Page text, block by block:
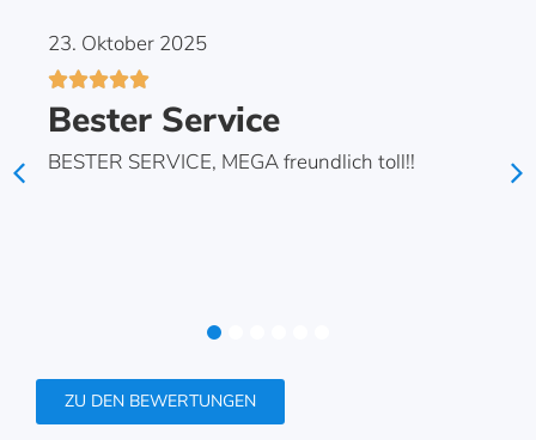
23. Oktober 2025

Bester Service
BESTER SERVICE, MEGA freundlich toll!!
4
ZU DEN BEWERTUNGEN